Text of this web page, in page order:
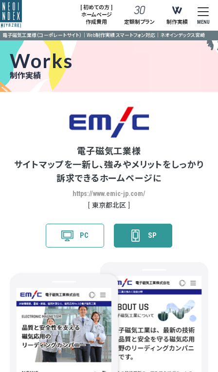
[ 初めての方 ]
ホームページ
作成費用
定額制プラン 制作実績 MENU
電子磁気工業様（コーポレートサイト）｜Web制作実績 スマートフォン対応｜ネオインデックス宮崎
Works
制作実績
電子磁気工業様
サイトマップを一新し、強みやメリットをしっかり
訴求できるホームページに
https://www.emic-jp.com/
東京都北区
PC SP